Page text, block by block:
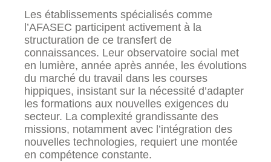
Les établissements spécialisés comme
l’AFASEC participent activement à la
structuration de ce transfert de
connaissances. Leur observatoire social met
en lumière, année après année, les évolutions
du marché du travail dans les courses
hippiques, insistant sur la nécessité d’adapter
les formations aux nouvelles exigences du
secteur. La complexité grandissante des
missions, notamment avec l’intégration des
nouvelles technologies, requiert une montée
en compétence constante.